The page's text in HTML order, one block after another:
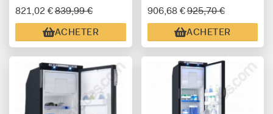
821,02 €839,99 €
ACHETER
906,68 €925,70 €
ACHETER